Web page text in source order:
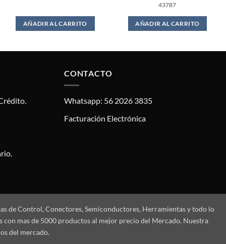
AÑADIR AL CARRITO
43787
AÑADIR AL CARRITO
CONTACTO
Whatsapp: 56 2026 3835
Facturación Electrónica
de Control, Conectores, Semiconductores, Herramientas y todo lo
mas de 5000 productos al mejor precio del Mercado. Nuestra
del mercado.